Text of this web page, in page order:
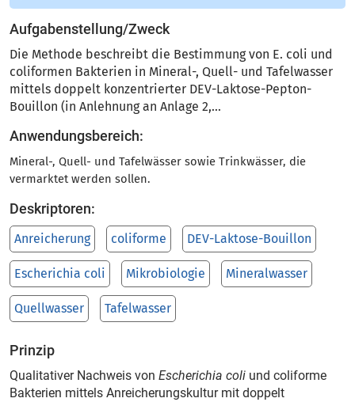
Aufgabenstellung/Zweck
Die Methode beschreibt die Bestimmung von E. coli und
coliformen Bakterien in Mineral-, Quell- und Tafelwasser
mittels doppelt konzentrierter DEV-Laktose-Pepton-
Bouillon (in Anlehnung an Anlage 2,...
Anwendungsbereich:
Mineral-, Quell- und Tafelwässer sowie Trinkwässer, die
vermarktet werden sollen.
Deskriptoren:
Anreicherung coliforme DEV-Laktose-Bouillon
Escherichia coli Mikrobiologie Mineralwasser
Quellwasser Tafelwasser
Prinzip
Qualitativer Nachweis von Escherichia coli und coliforme
Bakterien mittels Anreicherungskultur mit doppelt